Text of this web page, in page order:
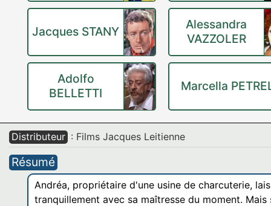
Jacques STANY
Alessandra
VAZZOLER
Adolfo
BELLETTI
Marcella
Distributeur : Films Jacques Leitienne
Résumé
Andréa, propriétaire d'une usine de charcuterie,
tranquillement avec sa maîtresse du moment.